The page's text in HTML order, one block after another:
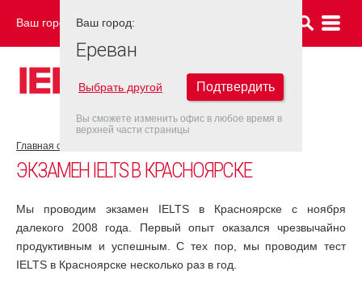
Ваш город: ЕРЕВАН
Главная страница
ЭКЗАМЕН IELTS В КРАСНОЯРСКЕ
Мы проводим экзамен IELTS в Красноярске с ноября
далекого 2008 года. Первый опыт оказался чрезвычайно
продуктивным и успешным. С тех пор, мы проводим тест
IELTS в Красноярске несколько раз в год.
Ваш город:
Ереван
Выбрать другой Подтвердить
Вы сможете изменить офис в любое время в
верхней части страницы